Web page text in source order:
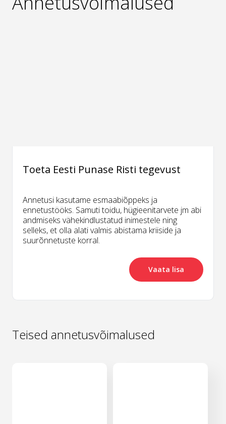
Toeta Eesti Punase Risti tegevust
Annetusi kasutame esmaabiõppeks ja
ennetustööks. Samuti toidu, hügieenitarvete jm abi
andmiseks vähekindlustatud inimestele ning
selleks, et olla alati valmis abistama kriiside ja
suurõnnetuste korral.
Vaata lisa
Teised annetusvõimalused